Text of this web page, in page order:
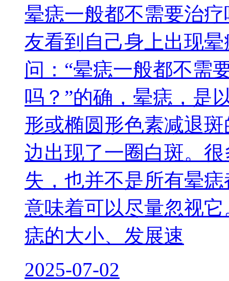
晕痣一般都不需要治
友看到自己身上出现
问：“晕痣一般都不需
吗？”的确，晕痣，是
形或椭圆形色素减退
边出现了一圈白斑。
失，也并不是所有晕
意味着可以尽量忽视
痣的大小、发展速
2025-07-02